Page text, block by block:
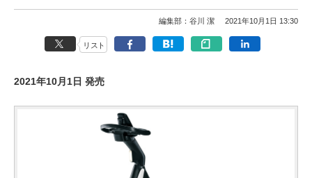
編集部：谷川 潔 2021年10月1日 13:30
リスト
2021年10月1日 発売